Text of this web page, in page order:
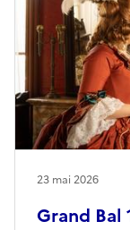
Grand Bal
23 mai 2026